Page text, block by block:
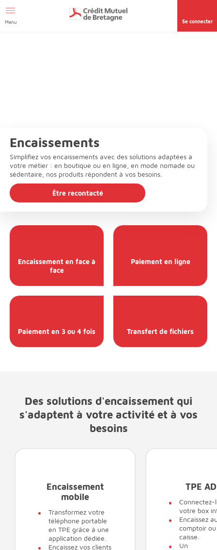
Menu Se connecter
Encaissements
Simplifiez vos encaissements avec des solutions adaptées à
votre métier : en boutique ou en ligne, en mode nomade ou
sédentaire, nos produits répondent à vos besoins.
Être recontacté
Encaissement en face à
face
Paiement en ligne
Paiement en 3 ou 4 fois Transfert de fichiers
Des solutions d'encaissement qui
s'adaptent à votre activité et à vos
besoins
Encaissement
mobile
Transformez votre
téléphone portable
en TPE grâce à une
application dédiée.
Encaissez vos clients
TPE
Connectez-
votre box
Encaissez
comptoir
caisse.
Un